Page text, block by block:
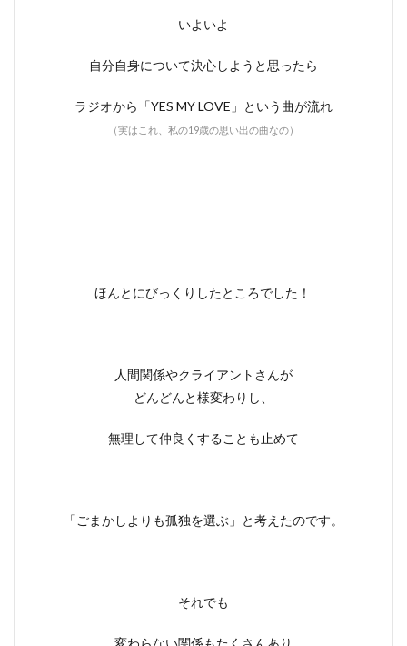
いよいよ
自分自身について決心しようと思ったら
ラジオから「YES MY LOVE」という曲が流れ
（実はこれ、私の19歳の思い出の曲なの）
ほんとにびっくりしたところでした！
人間関係やクライアントさんが
どんどんと様変わりし、
無理して仲良くすることも止めて
「ごまかしよりも孤独を選ぶ」と考えたのです。
それでも
変わらない関係もたくさんあり